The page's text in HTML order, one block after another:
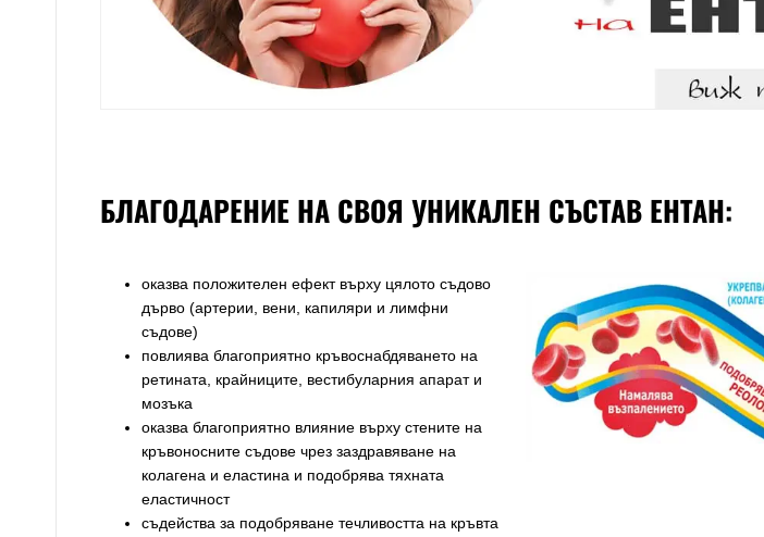
БЛАГОДАРЕНИЕ НА СВОЯ УНИКАЛЕН СЪСТАВ ЕНТАН:
оказва положителен ефект върху цялото съдово
дърво (артерии, вени, капиляри и лимфни
съдове)
повлиява благоприятно кръвоснабдяването на
ретината, крайниците, вестибуларния апарат и
мозъка
оказва благоприятно влияние върху стените на
кръвоносните съдове чрез заздравяване на
колагена и еластина и подобрява тяхната
еластичност
съдейства за подобряване течливостта на кръвта